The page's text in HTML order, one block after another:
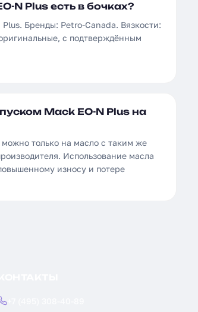
N Plus есть в бочках?
Бренды: Petro-Canada. Вязкости:
с подтверждённым
Mack EO-N Plus на
только на масло с таким же
Использование масла
износу и потере